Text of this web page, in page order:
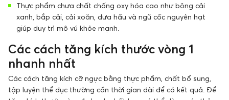
Thực phẩm chưa chất chống oxy hóa cao như bông cải
xanh, bắp cải, cải xoăn, dưa hấu và ngũ cốc nguyên hạt
giúp duy trì mô vú khỏe mạnh.
Các cách tăng kích thước vòng 1
nhanh nhất
Các cách tăng kích cỡ ngực bằng thực phẩm, chất bổ sung,
tập luyện thể dục thường cần thời gian dài để có kết quả. Để